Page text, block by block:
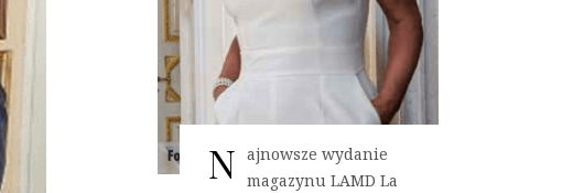
N ajnowsze wydanie
magazynu LAMD La